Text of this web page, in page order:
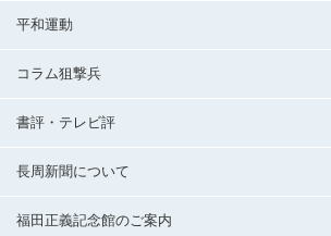
平和運動
コラム狙撃兵
書評・テレビ評
長周新聞について
福田正義記念館のご案内